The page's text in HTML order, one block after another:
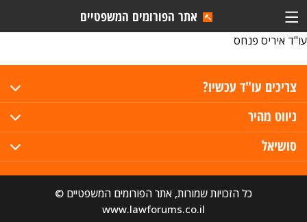
אתר הפורומים המשפטיים
עו"ד איריס פנחס
צריכים עו"ד עכשיו?
ניווט מהיר
סושיאל
כל הזכויות שמורות, אתר הפורומים המשפטיים ©
www.lawforums.co.il